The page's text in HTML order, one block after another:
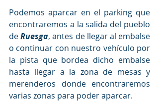
Podemos aparcar en el parking que
encontraremos a la salida del pueblo
de Ruesga, antes de llegar al embalse
o continuar con nuestro vehículo por
la pista que bordea dicho embalse
hasta llegar a la zona de mesas y
merenderos donde encontraremos
varias zonas para poder aparcar.